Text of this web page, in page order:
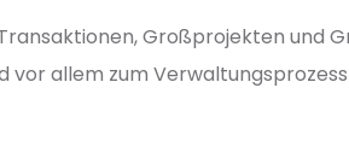
Großprojekten und
allem zum